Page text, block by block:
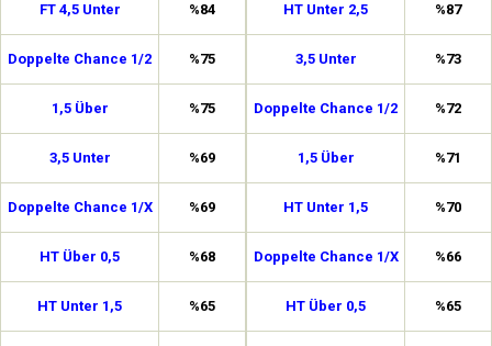
FT 4,5 Unter %84
Doppelte Chance 1/2 %75
1,5 Über %75
3,5 Unter %69
Doppelte Chance 1/X %69
HT Über 0,5 %68
HT Unter 1,5 %65
HT Unter 2,5 %87
3,5 Unter %73
Doppelte Chance 1/2 %72
1,5 Über %71
HT Unter 1,5 %70
Doppelte Chance 1/X %66
HT Über 0,5 %65